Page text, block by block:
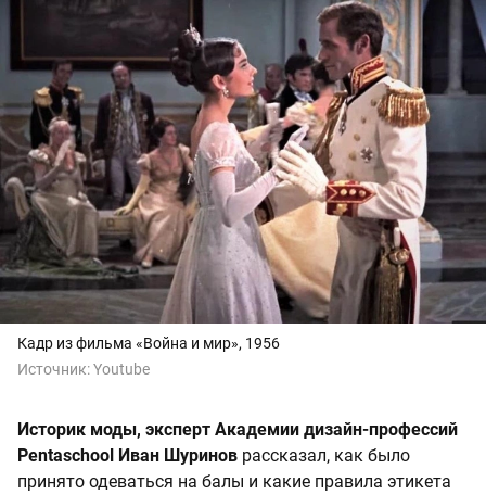
Кадр из фильма «Война и мир», 1956
Источник:Youtube
Историк моды, эксперт Академии дизайн-профессий
Pentaschool Иван Шуринов рассказал, как было
принято одеваться на балы и какие правила этикета